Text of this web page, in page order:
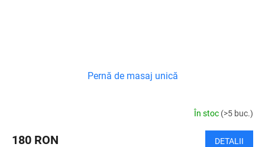
Pernă de masaj unică
În stoc (>5 buc.)
180 RON DETALII